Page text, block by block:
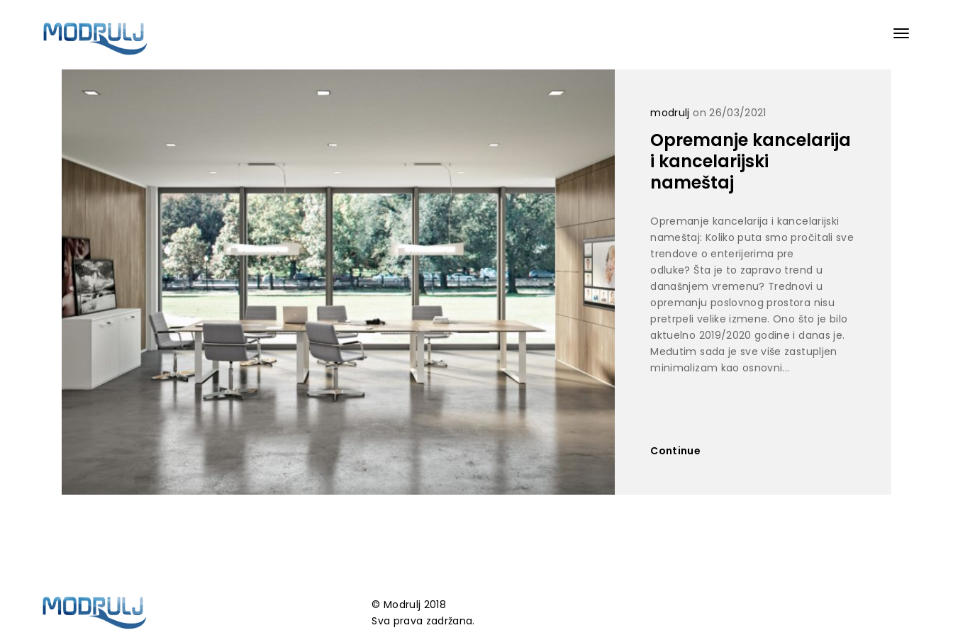
modrulj on 26/03/2021
Opremanje kancelarija
i kancelarijski
nameštaj
Opremanje kancelarija i kancelarijski
nameštaj: Koliko puta smo pročitali sve
trendove o enterijerima pre
odluke? Šta je to zapravo trend u
današnjem vremenu? Trednovi u
opremanju poslovnog prostora nisu
pretrpeli velike izmene. Ono što je bilo
aktuelno 2019/2020 godine i danas je.
Međutim sada je sve više zastupljen
minimalizam kao osnovni...
Continue
© Modrulj 2018
Sva prava zadržana.